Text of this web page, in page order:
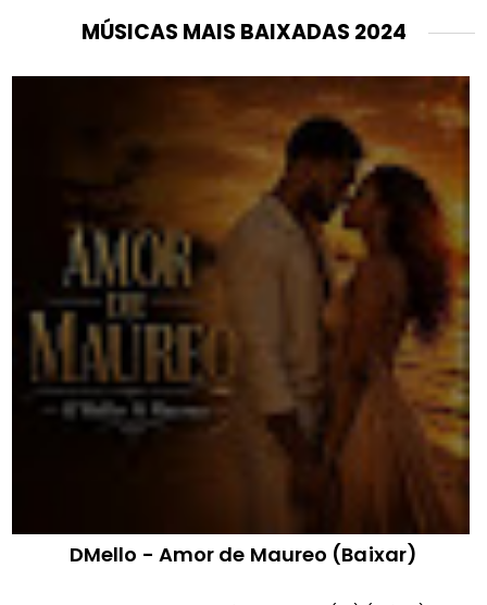
MÚSICAS MAIS BAIXADAS 2024
DMello - Amor de Maureo (Baixar)